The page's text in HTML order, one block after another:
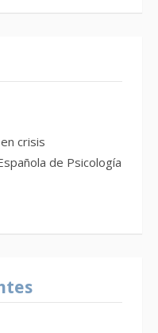
crisis
de Psicología